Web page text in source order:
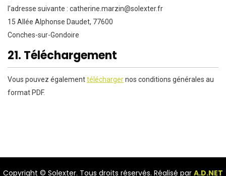
l’adresse suivante : rf.retxelos@nizram.enirehtac
15 Allée Alphonse Daudet, 77600
Conches-sur-Gondoire
21. Téléchargement
Vous pouvez égalementtéléchargernos conditions générales au
format PDF.
Copyright © Solexter. Tous droits réservés. Réalisé par A.D.NET